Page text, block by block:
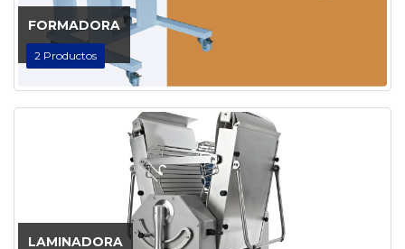
FORMADORA
2 Productos
LAMINADORA